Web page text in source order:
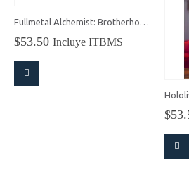
Fullmetal Alchemist: Brotherhood Pop Up Parade Riza Hawkeye
$53.50 Incluye ITBMS
$